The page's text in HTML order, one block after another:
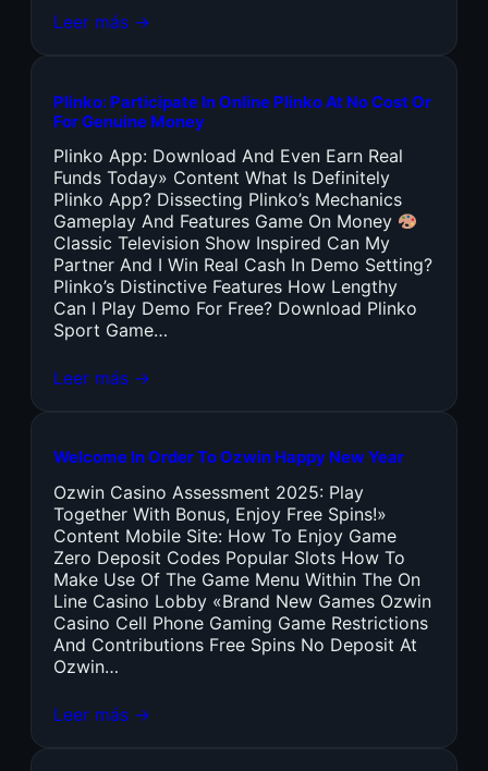
Leer más →
Plinko: Participate In Online Plinko At No Cost Or
For Genuine Money
Plinko App: Download And Even Earn Real
Funds Today» Content What Is Definitely
Plinko App? Dissecting Plinko’s Mechanics
Gameplay And Features Game On Money
Classic Television Show Inspired Can My
Partner And I Win Real Cash In Demo Setting?
Plinko’s Distinctive Features How Lengthy
Can I Play Demo For Free? Download Plinko
Sport Game…
Leer más →
Welcome In Order To Ozwin Happy New Year
Ozwin Casino Assessment 2025: Play
Together With Bonus, Enjoy Free Spins!»
Content Mobile Site: How To Enjoy Game
Zero Deposit Codes Popular Slots How To
Make Use Of The Game Menu Within The On
Line Casino Lobby «Brand New Games Ozwin
Casino Cell Phone Gaming Game Restrictions
And Contributions Free Spins No Deposit At
Ozwin…
Leer más →